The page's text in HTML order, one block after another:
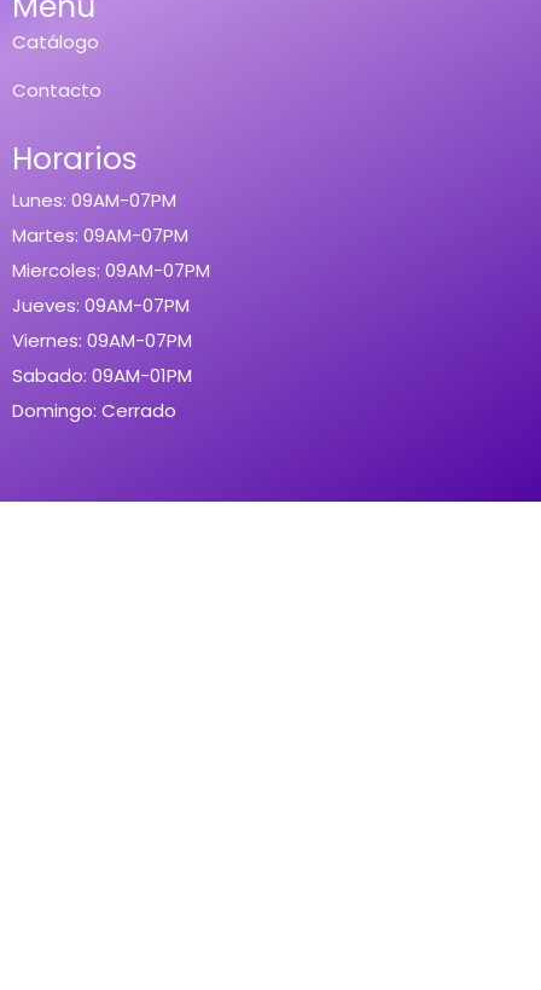
Catálogo
Contacto
Horarios
Lunes: 09AM-07PM
Martes: 09AM-07PM
Miercoles: 09AM-07PM
Jueves: 09AM-07PM
Viernes: 09AM-07PM
Sabado: 09AM-01PM
Domingo: Cerrado